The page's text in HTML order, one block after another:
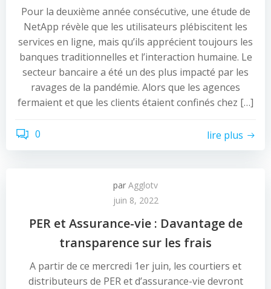
Pour la deuxième année consécutive, une étude de
NetApp révèle que les utilisateurs plébiscitent les
services en ligne, mais qu’ils apprécient toujours les
banques traditionnelles et l’interaction humaine. Le
secteur bancaire a été un des plus impacté par les
ravages de la pandémie. Alors que les agences
fermaient et que les clients étaient confinés chez […]
0 lire plus
par Agglotv
juin 8, 2022
PER et Assurance-vie : Davantage de
transparence sur les frais
A partir de ce mercredi 1er juin, les courtiers et
distributeurs de PER et d’assurance-vie devront